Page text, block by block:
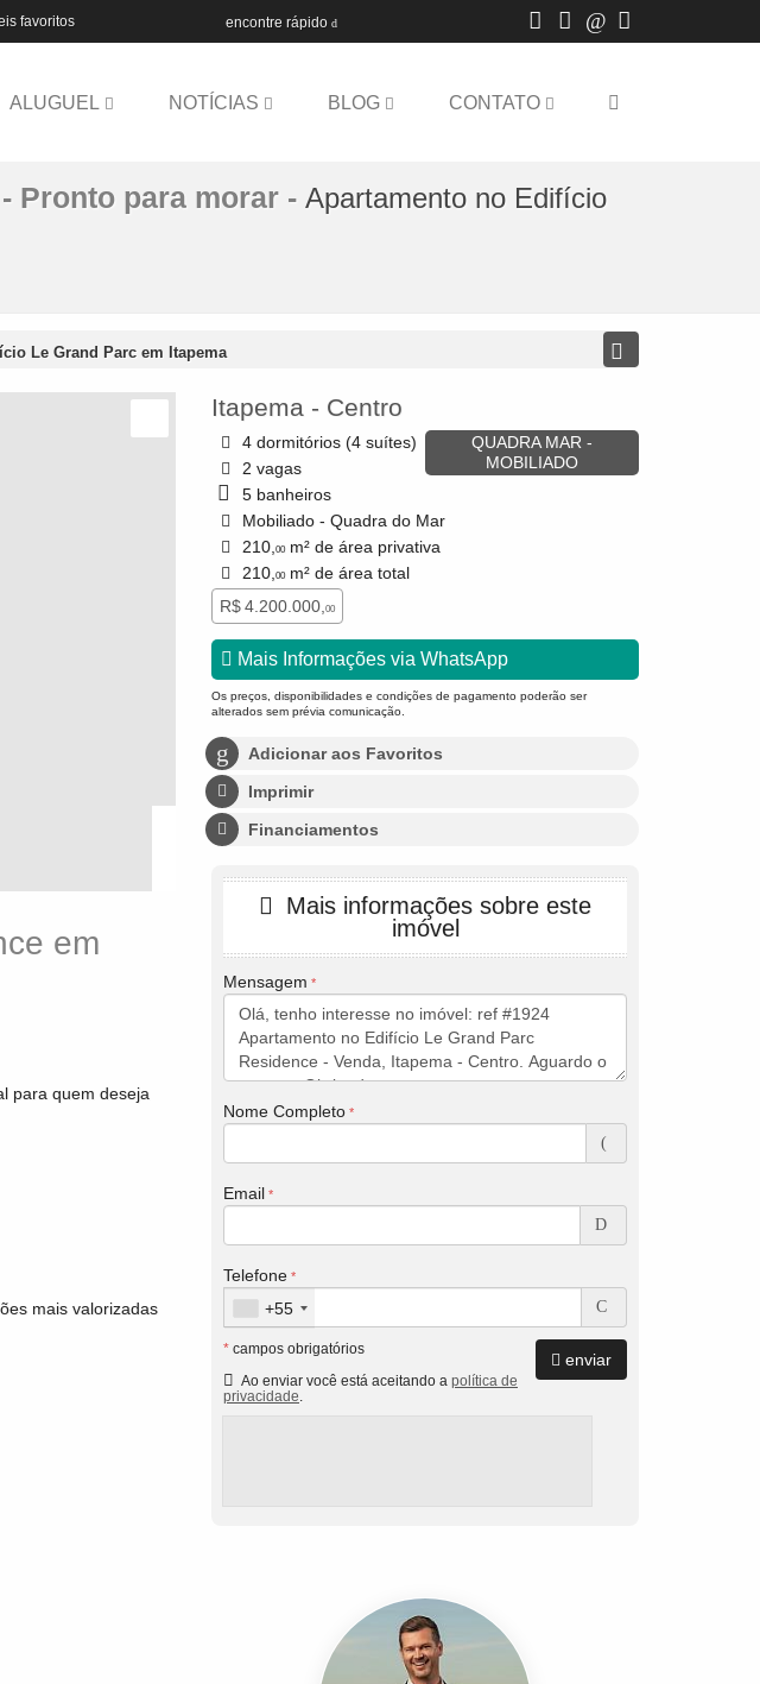
encontre rápido
favoritos
ALUGUEL NOTÍCIAS BLOG CONTATO
- Pronto para morar - Apartamento no Edifício
Le Grand Parc em Itapema
em
para quem deseja
mais valorizadas
Itapema - Centro
QUADRA MAR -
MOBILIADO
4 dormitórios (4 suítes)
2 vagas
5 banheiros
Mobiliado - Quadra do Mar
210, 00m² de área privativa
210, 00m² de área total
R$ 4.200.000, 00
Mais Informações via WhatsApp
Os preços, disponibilidades e condições de pagamento poderão ser
alterados sem prévia comunicação.
Adicionar aos Favoritos
Imprimir
Financiamentos
Mais informações sobre este
imóvel
Mensagem
Nome Completo
Email
Telefone
+55
* campos obrigatórios
Ao enviar você está aceitando a política de
privacidade
enviar